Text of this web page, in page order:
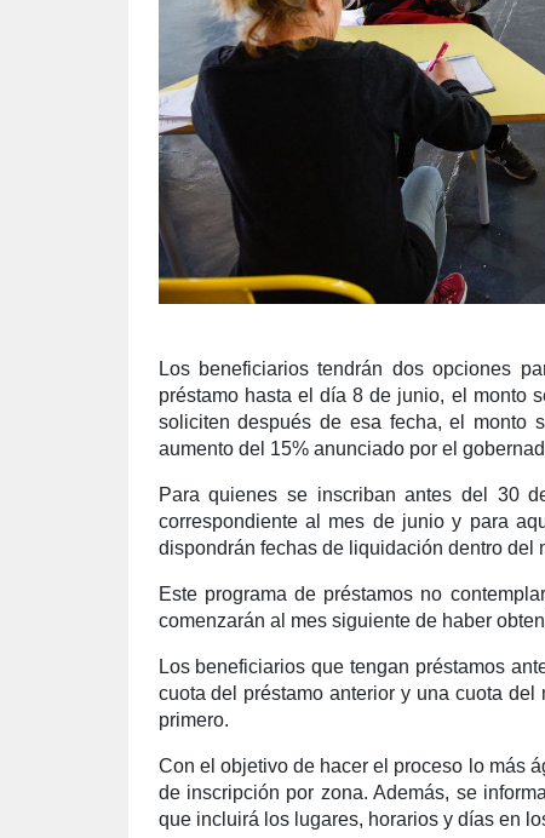
Los beneficiarios tendrán dos opciones
préstamo hasta el día 8 de junio, el monto
soliciten después de esa fecha, el monto
aumento del 15% anunciado por el
Para quienes se inscriban antes del 30
correspondiente al mes de junio y para
dispondrán fechas de liquidación dentro del
Este programa de préstamos no
comenzarán al mes siguiente de haber
Los beneficiarios que tengan préstamos
cuota del préstamo anterior y una cuota
primero.
Con el objetivo de hacer el proceso lo más
de inscripción por zona. Además, se
que incluirá los lugares, horarios y días en